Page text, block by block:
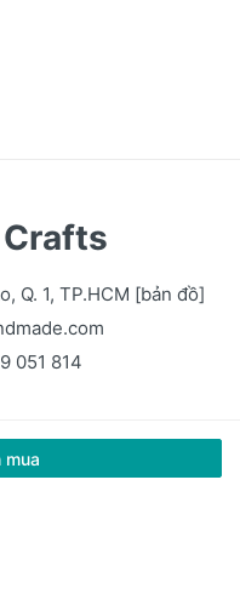
mua
Q. 1, TP.HCM [bản đồ]
051 814